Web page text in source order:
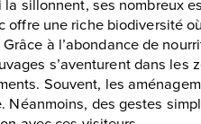
sillonnent, ses nombreux
offre une riche biodiversité
à l’abondance de
s’aventurent dans
Souvent, les
Néanmoins, des gestes